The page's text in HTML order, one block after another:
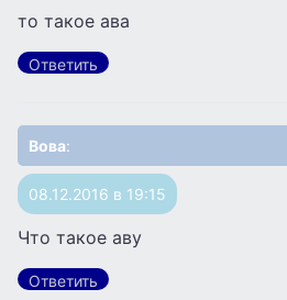
то такое ава
Ответить
Вова:
08.12.2016 в 19:15
Что такое аву
Ответить